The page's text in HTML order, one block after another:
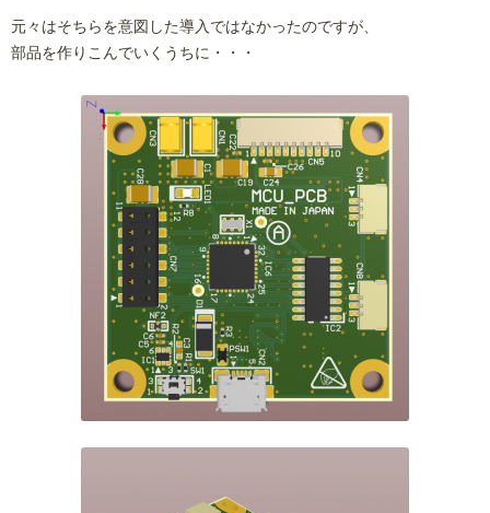
元々はそちらを意図した導入ではなかったのですが、
部品を作りこんでいくうちに・・・